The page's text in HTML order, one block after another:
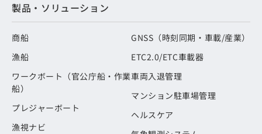
製品・ソリューション
商船
漁船
ワークボート（官公庁船・作業
船）
プレジャーボート
漁視ナビ
GNSS（時刻同期・車載/産業）
ETC2.0/ETC車載器
車両入退管理
マンション駐車場管理
ヘルスケア